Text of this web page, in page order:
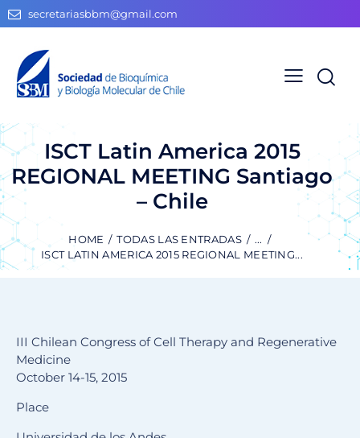
secretariasbbm@gmail.com
ISCT Latin America 2015
REGIONAL MEETING Santiago
– Chile
HOME TODAS LAS ENTRADAS
...
ISCT LATIN AMERICA 2015 REGIONAL MEETING...
III Chilean Congress of Cell Therapy and Regenerative
Medicine
October 14-15, 2015
Place